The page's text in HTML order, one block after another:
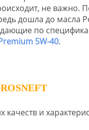
не
дошла до масла
по
5W-40.
и